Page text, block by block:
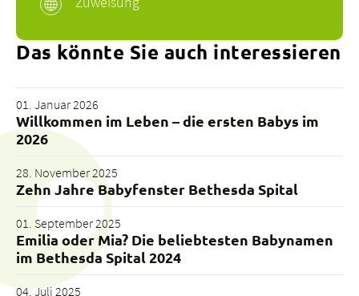
Das könnte Sie auch interessieren
01. Januar 2026
Willkommen im Leben – die ersten Babys im
2026
28. November 2025
Zehn Jahre Babyfenster Bethesda Spital
01. September 2025
Emilia oder Mia? Die beliebtesten Babynamen
im Bethesda Spital 2024
04. Juli 2025